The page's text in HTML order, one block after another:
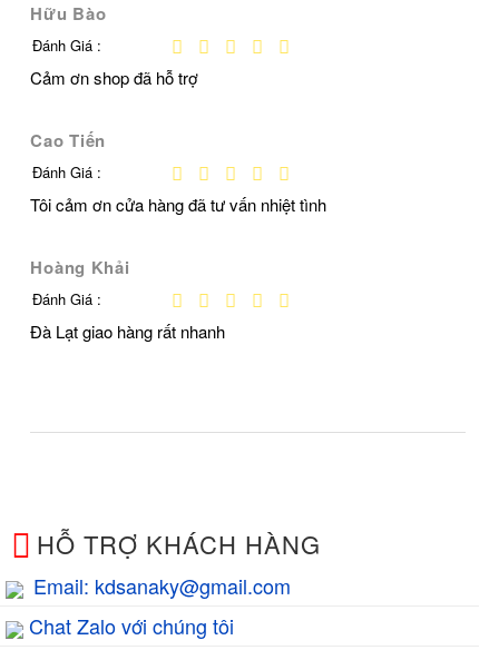
Hữu Bào
Đánh Giá :
Cảm ơn shop đã hỗ trợ
Cao Tiến
Đánh Giá :
Tôi cảm ơn cửa hàng đã tư vấn nhiệt tình
Hoàng Khải
Đánh Giá :
Đà Lạt giao hàng rất nhanh
HỖ TRỢ KHÁCH HÀNG
Email: kdsanaky@gmail.com
Chat Zalo với chúng tôi